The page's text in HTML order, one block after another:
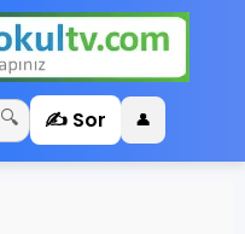
🔍 ✍️ Sor 👤